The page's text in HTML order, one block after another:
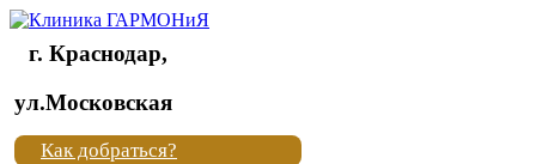
Клиника
"Новая
г. Краснодар,
ул.Московская
Как добраться?